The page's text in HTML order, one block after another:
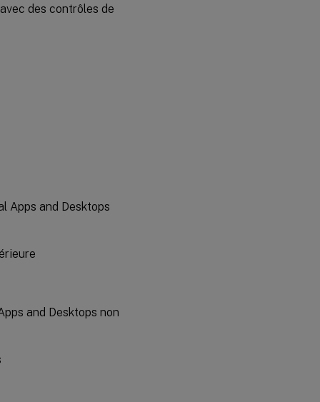
des contrôles de
Apps and Desktops
and Desktops non